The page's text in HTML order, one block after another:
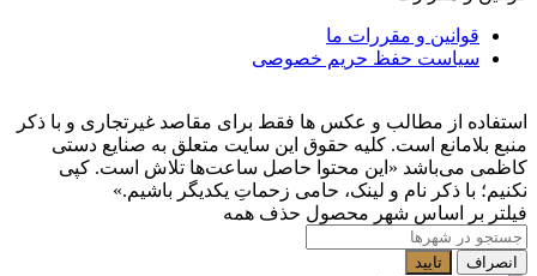
قوانین و مقررات ما
سیاست حفظ حریم خصوصی
استفاده از مطالب و عکس ها فقط برای مقاصد غیرتجاری و با ذکر
منبع بلامانع است. کلیه حقوق این سایت متعلق به صنایع دستی
کاظمی می‌باشد «این محتوا حاصل ساعت‌ها تلاش است. کپی
نکنیم؛ با ذکر نام و لینک، حامی زحماتِ یکدیگر باشیم.»
فیلتر بر اساس شهر محصول حذف همه
انصراف تایید